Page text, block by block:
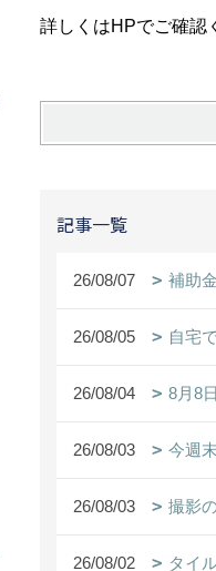
詳しくはHPでご確
記事一覧
26/08/07 補助
26/08/05 自宅
26/08/04 8月8
26/08/03 今週
26/08/03 撮影
26/08/02 タイ